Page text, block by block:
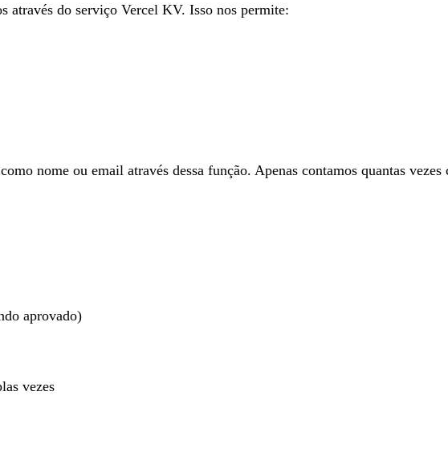
através do serviço Vercel KV. Isso nos permite:
nome ou email através dessa função. Apenas contamos quantas
aprovado)
vezes